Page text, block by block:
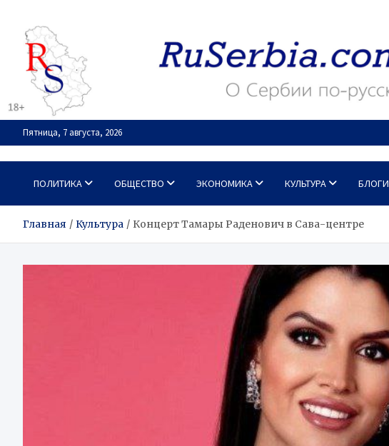
содержимому
Пятница, 7 августа, 2026
RuSerbia.com
О Сербии – по-русски
ПОЛИТИКА
ОБЩЕСТВО ЭКОНОМИКА КУЛЬТУРА БЛОГИ
Главная Культура Концерт Тамары Раденович в Сава-центре